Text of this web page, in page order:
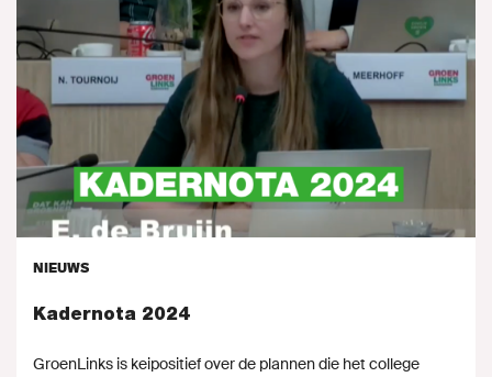
NIEUWS
Kadernota 2024
GroenLinks is keipositief over de plannen die het college